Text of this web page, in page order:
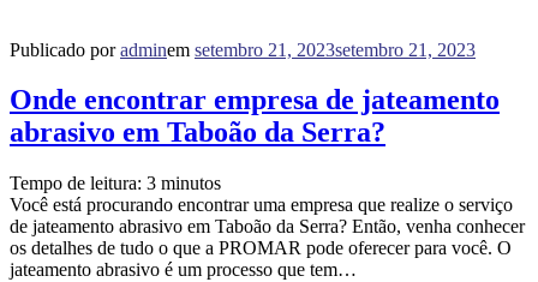
Publicado poradminem setembro 21, 2023setembro 21, 2023
Onde encontrar empresa de jateamento
abrasivo em Taboão da Serra?
Tempo de leitura: 3 minutos
Você está procurando encontrar uma empresa que realize o serviço
de jateamento abrasivo em Taboão da Serra? Então, venha conhecer
os detalhes de tudo o que a PROMAR pode oferecer para você. O
jateamento abrasivo é um processo que tem…